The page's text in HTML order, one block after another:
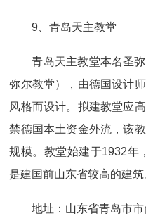
9、青岛天主教堂
青岛天主教堂本名圣
弥尔教堂），由德国设计
风格而设计。拟建教堂应
禁德国本土资金外流，该
规模。教堂始建于1932年
是建国前山东省较高的建筑
地址：山东省青岛市